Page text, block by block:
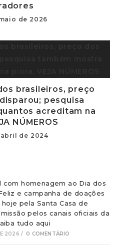
de 2026
brasileiros, preço
pesquisa
acreditam na
NÚMEROS
de 2024
com homenagem ao Dia dos
e campanha de doações
pela Santa Casa de
pelos canais oficiais da
tudo aqui
2026 / 0 COMENTÁRIO